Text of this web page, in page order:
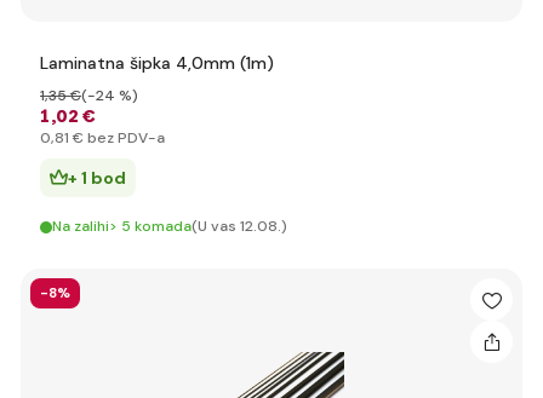
Laminatna šipka 4,0mm (1m)
1,02 €
1,35 €(-24 %)
0,81 € bez PDV-a
+ 1 bod
Na zalihi> 5 komada(U vas 12.08.)
-8%